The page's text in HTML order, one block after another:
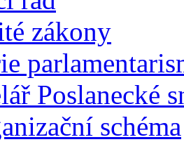
zákony
Poslanecké
schéma